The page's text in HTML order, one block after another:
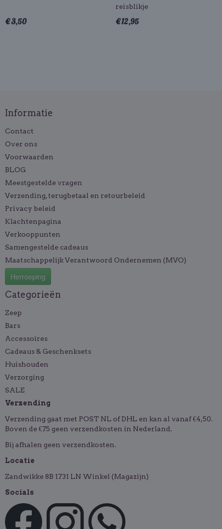
€ 3,50
reisblikje
€ 12,95
Informatie
Contact
Over ons
Voorwaarden
BLOG
Meestgestelde vragen
Verzending, terugbetaal en retourbeleid
Privacy beleid
Klachtenpagina
Verkooppunten
Samengestelde cadeaus
Maatschappelijk Verantwoord Ondernemen (MVO)
Herroeping
Categorieën
Zeep
Bars
Accessoires
Cadeaus & Geschenksets
Huishouden
Verzorging
SALE
Verzending
Verzending gaat met POST NL of DHL en kan al vanaf €4,50.
Boven de €75 geen verzendkosten in Nederland.
Bij afhalen geen verzendkosten.
Locatie
Zandwikke 8B 1731 LN Winkel (Magazijn)
Socials